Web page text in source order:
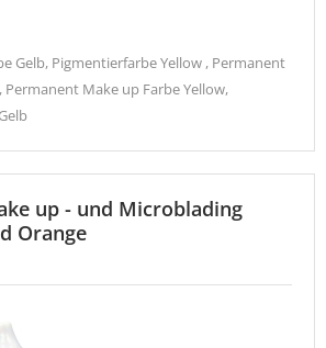
Gelb, Pigmentierfarbe Yellow , Permanent
, Permanent Make up Farbe Yellow,
up - und Microblading
Orange